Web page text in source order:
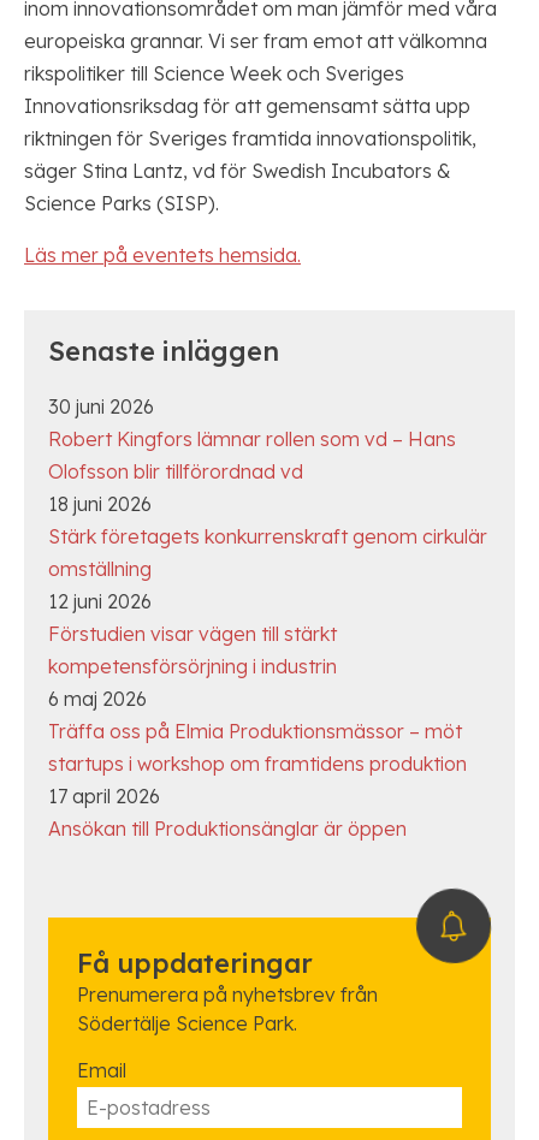
inom innovationsområdet om man jämför med våra
europeiska grannar. Vi ser fram emot att välkomna
rikspolitiker till Science Week och Sveriges
Innovationsriksdag för att gemensamt sätta upp
riktningen för Sveriges framtida innovationspolitik,
säger Stina Lantz, vd för Swedish Incubators &
Science Parks (SISP).
Läs mer på eventets hemsida.
Senaste inläggen
30 juni 2026
Robert Kingfors lämnar rollen som vd – Hans
Olofsson blir tillförordnad vd
18 juni 2026
Stärk företagets konkurrenskraft genom cirkulär
omställning
12 juni 2026
Förstudien visar vägen till stärkt
kompetensförsörjning i industrin
6 maj 2026
Träffa oss på Elmia Produktionsmässor – möt
startups i workshop om framtidens produktion
17 april 2026
Ansökan till Produktionsänglar är öppen
Få uppdateringar
Prenumerera på nyhetsbrev från
Södertälje Science Park.
Email